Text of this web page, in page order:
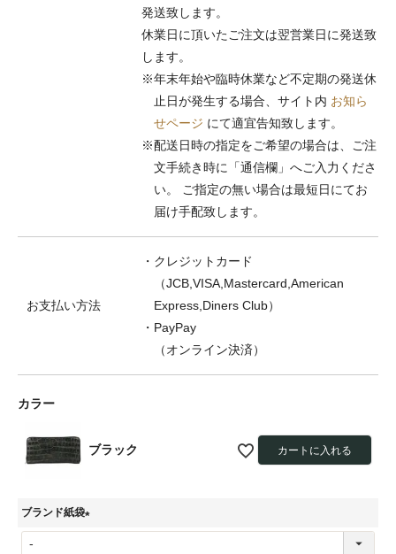
発送致します。
休業日に頂いたご注文は翌営業日に発送致
します。
※年末年始や臨時休業など不定期の発送休
止日が発生する場合、サイト内 お知ら
せページ にて適宜告知致します。
※配送日時の指定をご希望の場合は、ご注
文手続き時に「通信欄」へご入力くださ
い。 ご指定の無い場合は最短日にてお
届け手配致します。
お支払い方法
・クレジットカード
（JCB,VISA,Mastercard,American
Express,Diners Club）
・PayPay
（オンライン決済）
カラー
ブラック カートに入れる
ブランド紙袋